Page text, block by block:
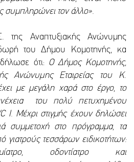
συμπληρώνει τον άλλο».
Αναπτυξιακής Ανώνυμης
του Δήμου Κομοτηνής, κα
ότι: Ο Δήμος Κομοτηνής,
Ανώνυμης Εταιρείας του Κ.
με μεγάλη χαρά στο έργο, το
του πολύ πετυχημένου
Ι. Μέχρι στιγμής έχουν δηλώσει
συμμετοχή στο πρόγραμμα, τα
γιατρούς τεσσάρων ειδικοτήτων:
οδοντίατρο και